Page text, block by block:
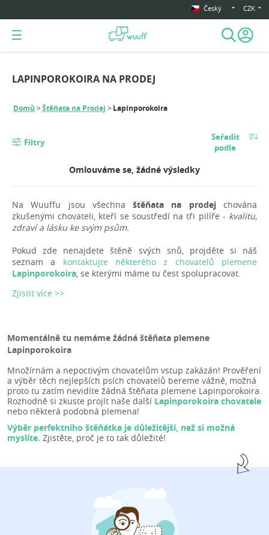
Český CZK
LAPINPOROKOIRA NA PRODEJ
Domů Štěňata na Prodej Lapinporokoira
Filtry
Seřadit
podle
Omlouváme se, žádné výsledky
Na Wuuffu jsou všechnaštěňata na prodejchována
zkušenými chovateli, kteří se soustředí na tři pilíře - kvalitu,
zdraví a lásku ke svým psům.
Pokud zde nenajdete štěně svých snů, projděte si náš
seznam a kontaktujte některého z chovatelů plemene
Lapinporokoira, se kterými máme tu čest spolupracovat.
Zjistit více >>
Momentálně tu nemáme žádná štěňata plemene
Lapinporokoira
Množírnám a nepoctivým chovatelům vstup zakázán! Prověření
a výběr těch nejlepších psích chovatelů bereme vážně, možná
proto tu zatím nevidíte žádná štěňata plemene Lapinporokoira.
Rozhodně si zkuste projít naše další Lapinporokoira chovatele
nebo některá podobná plemena!
Výběr perfektního štěňátka je důležitější, než si možná
myslíte. Zjistěte, proč je to tak důležité!